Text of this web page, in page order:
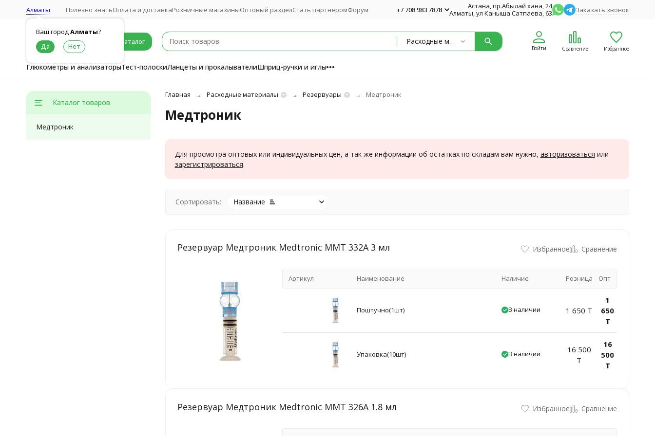
Алматы
Ваш город Алматы?
Полезно знатьОплата и доставкаРозничные магазиныОптовый разделСтать партнёромФорум +7 708 983 7878
Астана, пр.Абылай хана, 24
Алматы, ул Каныша Сатпаева, 63
Заказать звонок
Каталог Расходные материалы
Войти Сравнение Избранное
Глюкометры и анализаторыТест-полоскиЛанцеты и прокалывателиШприц-ручки и иглы
Главная Расходные материалы Резервуары Медтроник
Медтроник
Для просмотра оптовых или индивидуальных цен, а так же информации об остатках по складам вам нужно, авторизоваться или
зарегистрироваться.
Сортировать: Название
Резервуар Медтроник Medtronic ММТ 332А 3 мл Избранное Сравнение
Артикул Наименование Наличие Розница Опт
Поштучно(1шт) В наличии 1 650 T
1
650
T
Упаковка(10шт) В наличии
16 500
T
16
500
T
Резервуар Медтроник Medtronic ММТ 326А 1.8 мл Избранное Сравнение
Каталог товаров
Медтроник